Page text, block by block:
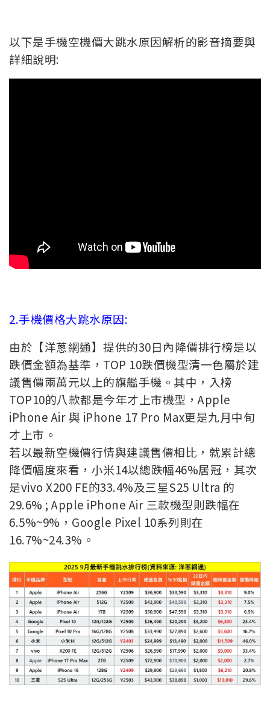
以下是手機空機價大跳水原因解析的影音摘要與
詳細說明:
2.手機價格大跳水原因:
由於【洋蔥網通】提供的30日內降價排行榜是以
跌價金額為基準，TOP 10跌價機型清一色屬於建
議售價兩萬元以上的旗艦手機。其中，入榜
TOP10的八款都是今年才上市機型，Apple
iPhone Air 與 iPhone 17 Pro Max更是九月中旬
才上市。
若以最新空機價行情與建議售價相比，就累計總
降價幅度來看，小米14以總跌幅46%居冠，其次
是vivo X200 FE的33.4%及三星S25 Ultra 的
29.6% ; Apple iPhone Air 三款機型則跌幅在
6.5%~9%，Google Pixel 10系列則在
16.7%~24.3%。